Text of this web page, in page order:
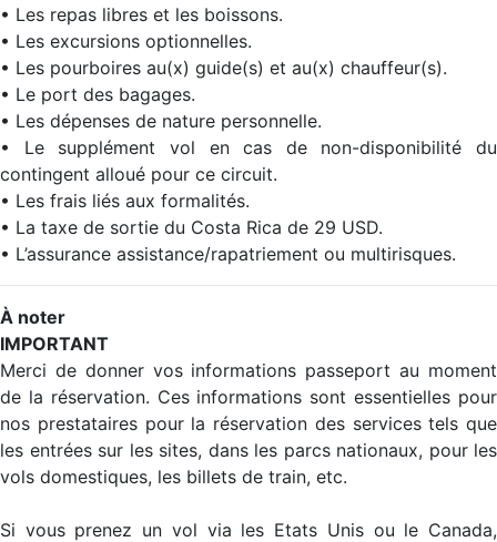
• Les repas libres et les boissons.
• Les excursions optionnelles.
• Les pourboires au(x) guide(s) et au(x) chauffeur(s).
• Le port des bagages.
• Les dépenses de nature personnelle.
• Le supplément vol en cas de non-disponibilité du
contingent alloué pour ce circuit.
• Les frais liés aux formalités.
• La taxe de sortie du Costa Rica de 29 USD.
• L’assurance assistance/rapatriement ou multirisques.
À noter
IMPORTANT
Merci de donner vos informations passeport au moment
de la réservation. Ces informations sont essentielles pour
nos prestataires pour la réservation des services tels que
les entrées sur les sites, dans les parcs nationaux, pour les
vols domestiques, les billets de train, etc.
Si vous prenez un vol via les Etats Unis ou le Canada,